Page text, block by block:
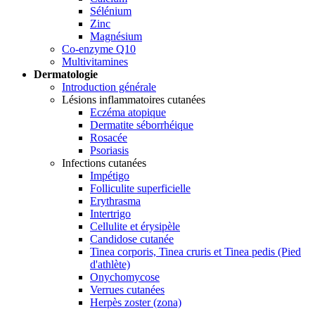
Sélénium
Zinc
Magnésium
Co-enzyme Q10
Multivitamines
Dermatologie
Introduction générale
Lésions inflammatoires cutanées
Eczéma atopique
Dermatite séborrhéique
Rosacée
Psoriasis
Infections cutanées
Impétigo
Folliculite superficielle
Erythrasma
Intertrigo
Cellulite et érysipèle
Candidose cutanée
Tinea corporis, Tinea cruris et Tinea pedis (Pied
d'athlète)
Onychomycose
Verrues cutanées
Herpès zoster (zona)